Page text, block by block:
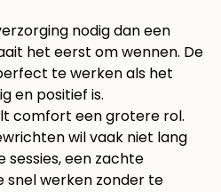
nodig dan een
het eerst om wennen. De
te werken als het
en positief is.
comfort een grotere rol.
wil vaak niet lang
sessies, een zachte
snel werken zonder te